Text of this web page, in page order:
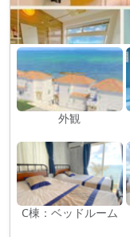
外観
C棟：ベッドルーム